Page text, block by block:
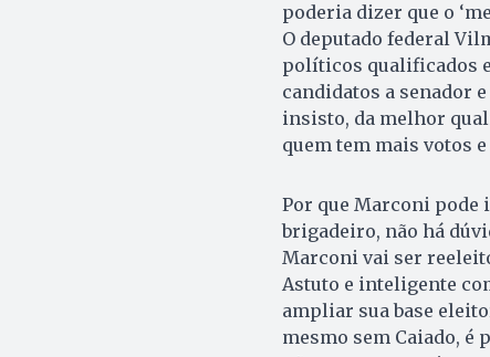
poderia dizer que o
O deputado federal
políticos qualificados
candidatos a senador
insisto, da melhor
quem tem mais votos
Por que Marconi pode
brigadeiro, não há
Marconi vai ser
Astuto e inteligente
ampliar sua base
mesmo sem Caiado, é